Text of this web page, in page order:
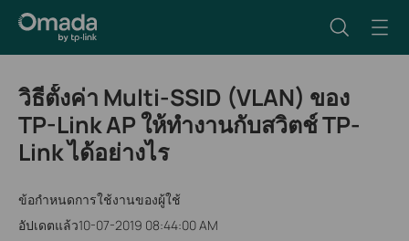
วิธีตั้งค่า Multi-SSID (VLAN) ของ
TP-Link AP ให้ทำงานกับสวิตช์ TP-
Link ได้อย่างไร
ข้อกำหนดการใช้งานของผู้ใช้
อัปเดตแล้ว10-07-2019 08:44:00 AM